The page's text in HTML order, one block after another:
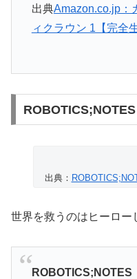
出典Amazon.co.jp：
ィクラウン 1【完全
ROBOTICS;NOTES
出典：
世界を救うのはヒーロー
ROBOTICS;NOTES